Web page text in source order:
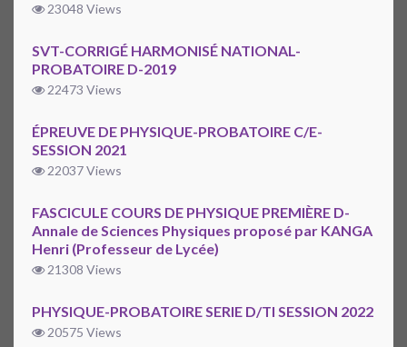
23048 Views
SVT-CORRIGÉ HARMONISÉ NATIONAL-
PROBATOIRE D-2019
22473 Views
ÉPREUVE DE PHYSIQUE-PROBATOIRE C/E-
SESSION 2021
22037 Views
FASCICULE COURS DE PHYSIQUE PREMIÈRE D-
Annale de Sciences Physiques proposé par KANGA
Henri (Professeur de Lycée)
21308 Views
PHYSIQUE-PROBATOIRE SERIE D/TI SESSION 2022
20575 Views